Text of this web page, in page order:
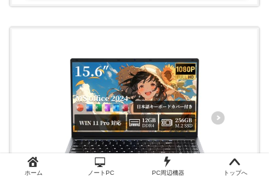
ホーム ノートPC PC周辺機器 トップへ